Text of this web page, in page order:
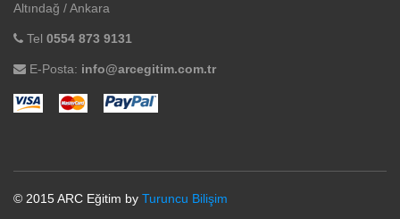
© 2015 ARC Eğitim by Turuncu Bilişim
Altındağ / Ankara
Tel 0554 873 9131
E-Posta: info@arcegitim.com.tr